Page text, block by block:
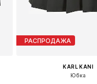
РАСПРОДАЖА
KARL KANI
Юбка